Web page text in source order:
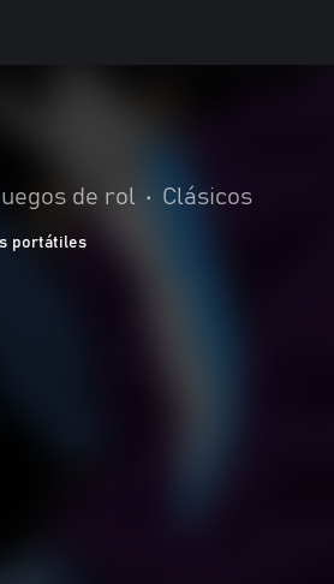
de rol • Clásicos
portátiles